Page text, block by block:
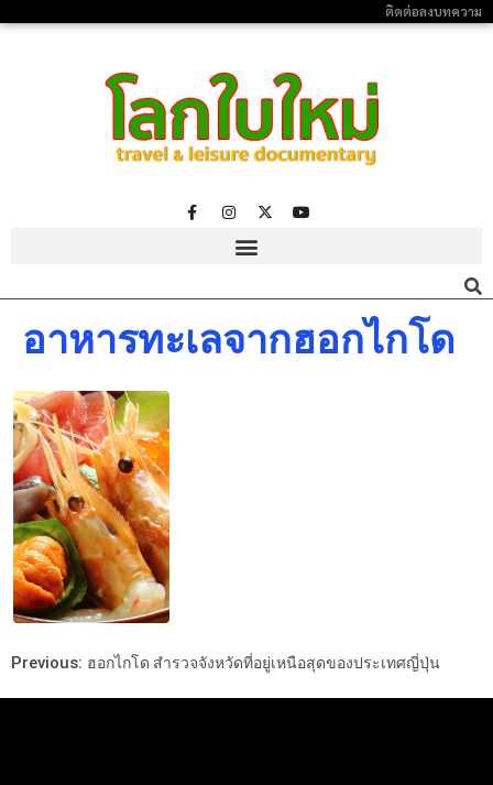
ติดต่อลงบทความ
อาหารทะเลจากฮอกไกโด
Previous: ฮอกไกโด สำรวจจังหวัดที่อยู่เหนือสุดของประเทศญี่ปุ่น